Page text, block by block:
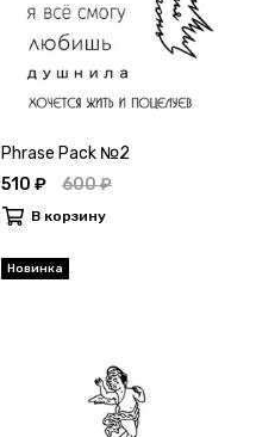
Phrase Pack №2
510 ₽
600 ₽
В корзину
Новинка